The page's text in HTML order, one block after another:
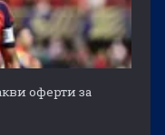
оферти за